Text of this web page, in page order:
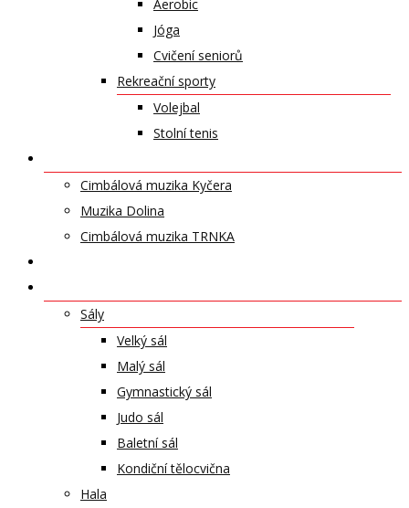
Aerobic
Jóga
Cvičení seniorů
Rekreační sporty
Volejbal
Stolní tenis
Cimbálová muzika Kyčera
Muzika Dolina
Cimbálová muzika TRNKA
Sály
Velký sál
Malý sál
Gymnastický sál
Judo sál
Baletní sál
Kondiční tělocvična
Hala